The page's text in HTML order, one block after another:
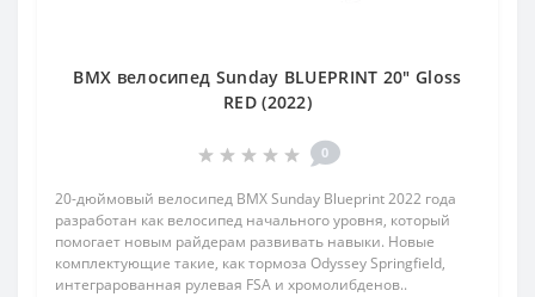
BMX велосипед Sunday BLUEPRINT 20" Gloss
RED (2022)
0
20-дюймовый велосипед BMX Sunday Blueprint 2022 года
разработан как велосипед начального уровня, который
помогает новым райдерам развивать навыки. Новые
комплектующие такие, как тормоза Odyssey Springfield,
интеграрованная рулевая FSA и хромолибденов..